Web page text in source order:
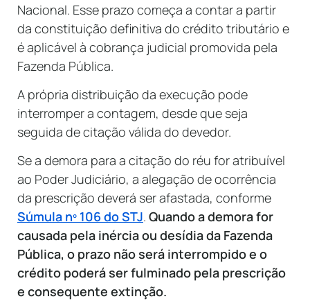
Nacional. Esse prazo começa a contar a partir
da constituição definitiva do crédito tributário e
é aplicável à cobrança judicial promovida pela
Fazenda Pública.
A própria distribuição da execução pode
interromper a contagem, desde que seja
seguida de citação válida do devedor.
Se a demora para a citação do réu for atribuível
ao Poder Judiciário, a alegação de ocorrência
da prescrição deverá ser afastada, conforme
Súmula nº 106 do STJ. Quando a demora for
causada pela inércia ou desídia da Fazenda
Pública, o prazo não será interrompido e o
crédito poderá ser fulminado pela prescrição
e consequente extinção.